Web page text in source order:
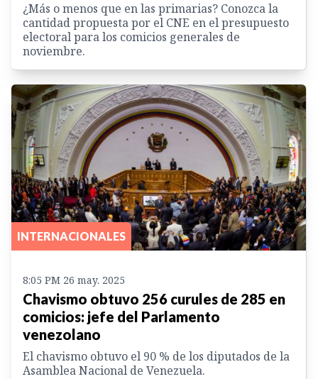
¿Más o menos que en las primarias? Conozca la
cantidad propuesta por el CNE en el presupuesto
electoral para los comicios generales de
noviembre.
INTERNACIONALES
8:05 PM 26 may. 2025
Chavismo obtuvo 256 curules de 285 en
comicios: jefe del Parlamento
venezolano
El chavismo obtuvo el 90 % de los diputados de la
Asamblea Nacional de Venezuela.